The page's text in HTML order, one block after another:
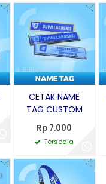
CETAK NAME
TAG CUSTOM
Rp 7.000
Tersedia